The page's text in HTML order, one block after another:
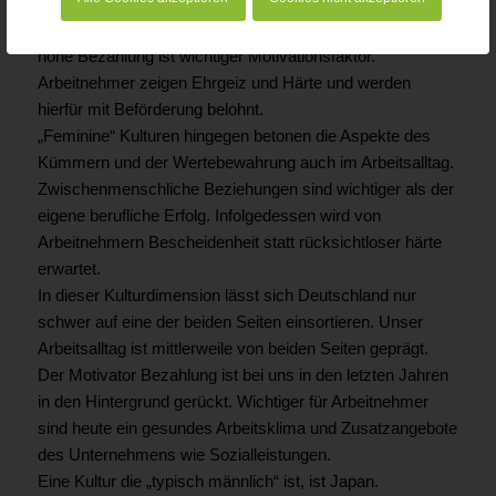
hohe Bezahlung ist wichtiger Motivationsfaktor.
Arbeitnehmer zeigen Ehrgeiz und Härte und werden
hierfür mit Beförderung belohnt.
„Feminine“ Kulturen hingegen betonen die Aspekte des
Kümmern und der Wertebewahrung auch im Arbeitsalltag.
Zwischenmenschliche Beziehungen sind wichtiger als der
eigene berufliche Erfolg. Infolgedessen wird von
Arbeitnehmern Bescheidenheit statt rücksichtloser härte
erwartet.
In dieser Kulturdimension lässt sich Deutschland nur
schwer auf eine der beiden Seiten einsortieren. Unser
Arbeitsalltag ist mittlerweile von beiden Seiten geprägt.
Der Motivator Bezahlung ist bei uns in den letzten Jahren
in den Hintergrund gerückt. Wichtiger für Arbeitnehmer
sind heute ein gesundes Arbeitsklima und Zusatzangebote
des Unternehmens wie Sozialleistungen.
Eine Kultur die „typisch männlich“ ist, ist Japan.